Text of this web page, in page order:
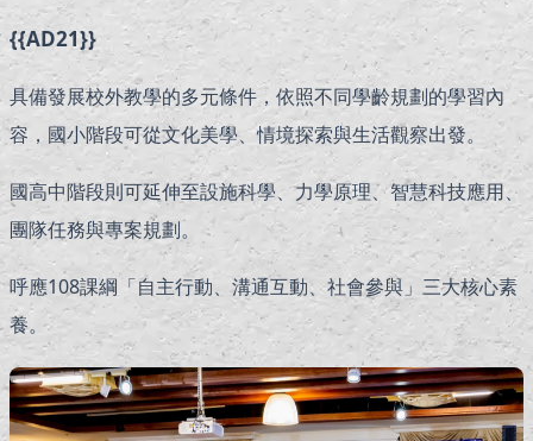
{{AD21}}
具備發展校外教學的多元條件，依照不同學齡規劃的學習內
容，國小階段可從文化美學、情境探索與生活觀察出發。
國高中階段則可延伸至設施科學、力學原理、智慧科技應用、
團隊任務與專案規劃。
呼應108課綱「自主行動、溝通互動、社會參與」三大核心素
養。